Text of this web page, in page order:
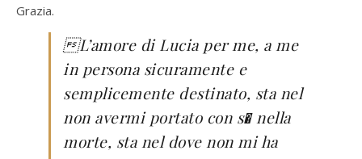
Grazia.
L’amore di Lucia per me, a me
in persona sicuramente e
semplicemente destinato, sta nel
non avermi portato con s� nella
morte, sta nel dove non mi ha